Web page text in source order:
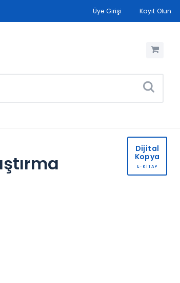
Üye Girişi Kayıt Olun
Dijital
Kopya
E-KİTAP